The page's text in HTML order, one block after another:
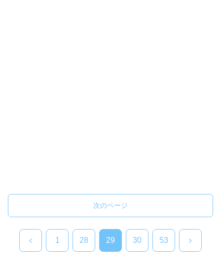
次のページ
前 1 28 29 30 53 次